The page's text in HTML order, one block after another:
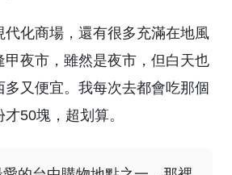
代化商場，還有很多充滿在地風
甲夜市，雖然是夜市，但白天也
又便宜。我每次去都會吃那個
50塊，超划算。